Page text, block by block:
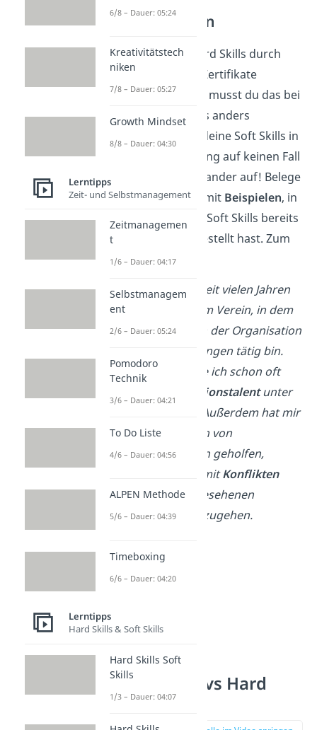
hervorheben
Während du Hard Skills durch
Zeugnisse und Zertifikate
belegen kannst, musst du das bei
Soft Skills
etwas anders
angehen: Liste deine Soft Skills in
deiner Bewerbung auf keinen Fall
einfach nacheinander auf! Belege
sie stattdessen mit Beispielen, in
denen du deine Soft Skills bereits
gestellt hast. Zum
Beispiel so:
Ich bin bereits seit vielen Jahren
Mitglied in einem Verein, in dem
ich jedes Jahr an der Organisation
von Veranstaltungen tätig bin.
Dadurch konnte ich schon oft
Organisationstalentunter
Beweis stellen. Außerdem hat mir
die Organisation von
Veranstaltungen geholfen,
besonders gut mitKonflikten
und unvorhergesehenen
Ereignissen umzugehen.
Soft Skills vs Hard
Skills
6/8 – Dauer: 05:24
Kreativitätstech
niken
7/8 – Dauer: 05:27
Growth Mindset
8/8 – Dauer: 04:30
Lerntipps
Zeit- und Selbstmanagement
Zeitmanagemen
t
1/6 – Dauer: 04:17
Selbstmanagem
ent
2/6 – Dauer: 05:24
Pomodoro
Technik
3/6 – Dauer: 04:21
To Do Liste
4/6 – Dauer: 04:56
ALPEN Methode
5/6 – Dauer: 04:39
Timeboxing
6/6 – Dauer: 04:20
Lerntipps
Hard Skills & Soft Skills
Hard Skills Soft
Skills
1/3 – Dauer: 04:07